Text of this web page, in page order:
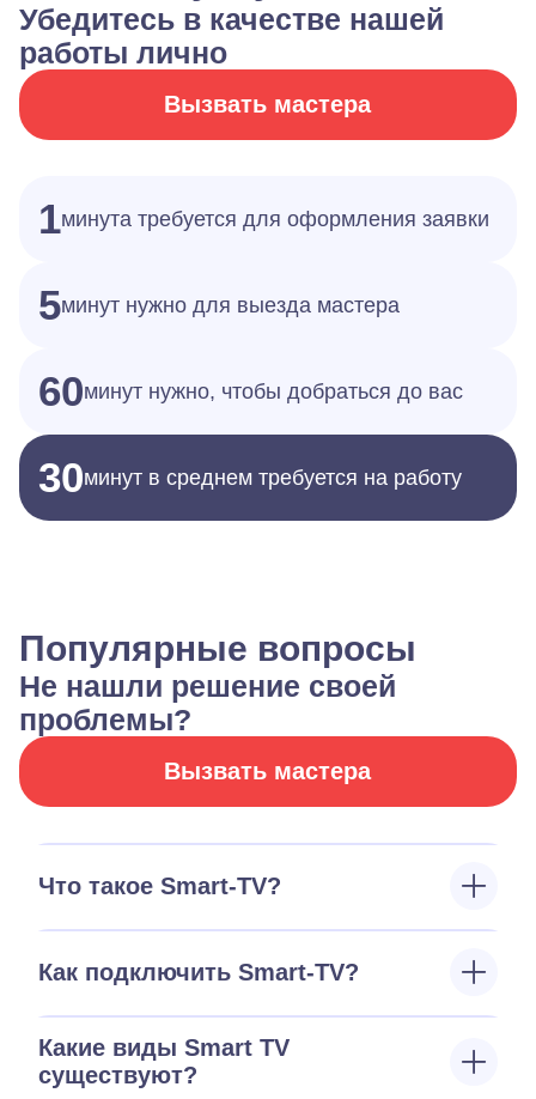
Убедитесь в качестве нашей
работы лично
Вызвать мастера
1минута требуется для оформления заявки
5минут нужно для выезда мастера
60минут нужно, чтобы добраться до вас
30минут в среднем требуется на работу
Популярные вопросы
Не нашли решение своей
проблемы?
Вызвать мастера
Что такое Smart-TV?
Как подключить Smart-TV?
Какие виды Smart TV
существуют?